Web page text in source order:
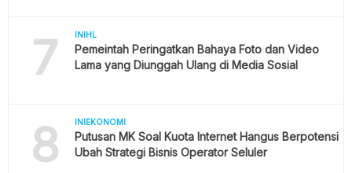
7 INIHL
Pemeintah Peringatkan Bahaya Foto dan Video
Lama yang Diunggah Ulang di Media Sosial
8 INIEKONOMI
Putusan MK Soal Kuota Internet Hangus Berpotensi
Ubah Strategi Bisnis Operator Seluler